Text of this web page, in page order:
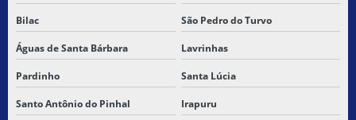
Bilac São Pedro do Turvo
Águas de Santa Bárbara Lavrinhas
Pardinho Santa Lúcia
Santo Antônio do Pinhal Irapuru